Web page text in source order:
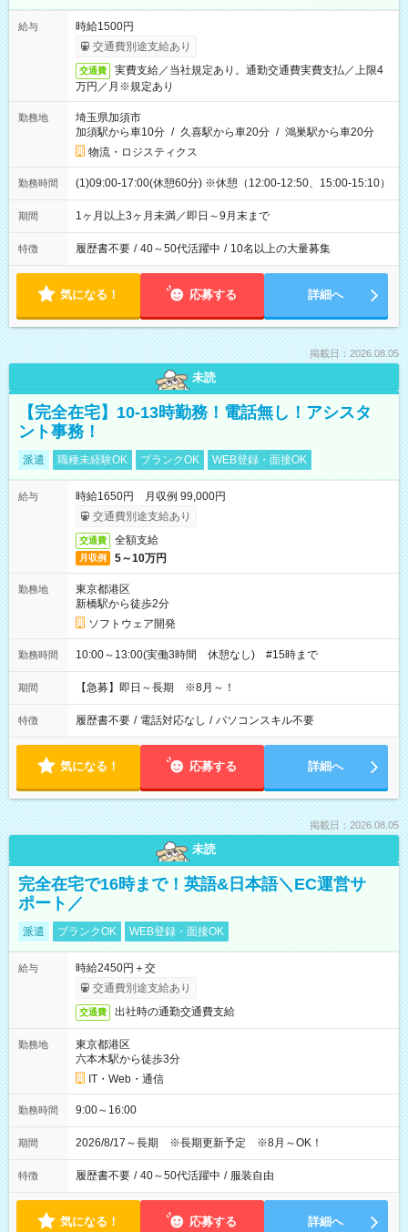
給与
時給1500円
交通費別途支給あり
交通費
実費支給／当社規定あり。通勤交通費実費支払／上限4
万円／月※規定あり
勤務地
埼玉県加須市
加須駅から車10分 / 久喜駅から車20分 / 鴻巣駅から車20分
物流・ロジスティクス
勤務時間 (1)09:00-17:00(休憩60分) ※休憩（12:00-12:50、15:00-15:10）
期間 1ヶ月以上3ヶ月未満／即日～9月末まで
特徴 履歴書不要 / 40～50代活躍中 / 10名以上の大量募集
気になる！ 応募する 詳細へ
掲載日：2026.08.05
未読
【完全在宅】10-13時勤務！電話無し！アシスタ
ント事務！
派遣 職種未経験OK ブランクOK WEB登録・面接OK
給与
時給1650円 月収例 99,000円
交通費別途支給あり
交通費 全額支給
月収例 5～10万円
勤務地
東京都港区
新橋駅から徒歩2分
ソフトウェア開発
勤務時間 10:00～13:00(実働3時間 休憩なし) #15時まで
期間 【急募】即日～長期 ※8月～！
特徴 履歴書不要 / 電話対応なし / パソコンスキル不要
気になる！ 応募する 詳細へ
掲載日：2026.08.05
未読
完全在宅で16時まで！英語&日本語＼EC運営サ
ポート／
派遣 ブランクOK WEB登録・面接OK
給与
時給2450円＋交
交通費別途支給あり
交通費 出社時の通勤交通費支給
勤務地
東京都港区
六本木駅から徒歩3分
IT・Web・通信
勤務時間 9:00～16:00
期間 2026/8/17～長期 ※長期更新予定 ※8月～OK！
特徴 履歴書不要 / 40～50代活躍中 / 服装自由
気になる！ 応募する 詳細へ